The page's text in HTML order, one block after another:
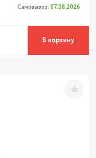
Самовывоз: 07.08.2026
В корзину